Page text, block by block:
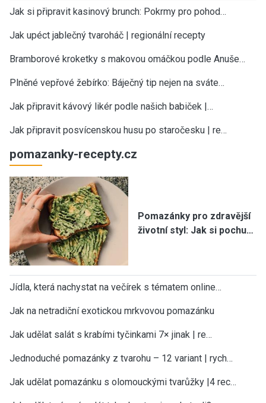
Jak si připravit kasinový brunch: Pokrmy pro pohod…
Jak upéct jablečný tvaroháč | regionální recepty
Bramborové kroketky s makovou omáčkou podle Anuše…
Plněné vepřové žebírko: Báječný tip nejen na sváte…
Jak připravit kávový likér podle našich babiček |…
Jak připravit posvícenskou husu po staročesku | re…
pomazanky-recepty.cz
Pomazánky pro zdravější
životní styl: Jak si pochu…
Jídla, která nachystat na večírek s tématem online…
Jak na netradiční exotickou mrkvovou pomazánku
Jak udělat salát s krabími tyčinkami 7× jinak | re…
Jednoduché pomazánky z tvarohu – 12 variant | rych…
Jak udělat pomazánku s olomouckými tvarůžky |4 rec…